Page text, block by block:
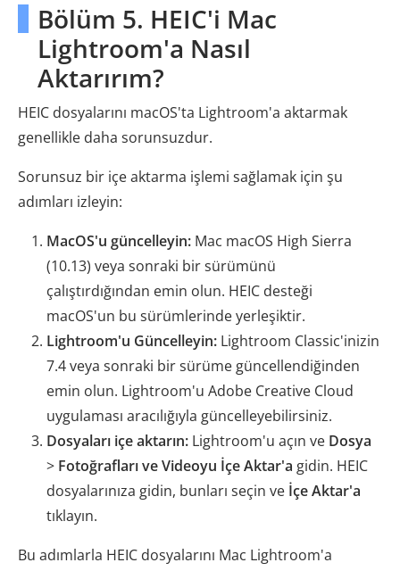
Bölüm 5. HEIC'i Mac
Lightroom'a Nasıl
Aktarırım?
HEIC dosyalarını macOS'ta Lightroom'a aktarmak
genellikle daha sorunsuzdur.
Sorunsuz bir içe aktarma işlemi sağlamak için şu
adımları izleyin:
MacOS'u güncelleyin: Mac macOS High Sierra
(10.13) veya sonraki bir sürümünü
çalıştırdığından emin olun. HEIC desteği
macOS'un bu sürümlerinde yerleşiktir.
Lightroom'u Güncelleyin: Lightroom Classic'inizin
7.4 veya sonraki bir sürüme güncellendiğinden
emin olun. Lightroom'u Adobe Creative Cloud
uygulaması aracılığıyla güncelleyebilirsiniz.
Dosyaları içe aktarın: Lightroom'u açın ve Dosya
> Fotoğrafları ve Videoyu İçe Aktar'a gidin. HEIC
dosyalarınıza gidin, bunları seçin ve İçe Aktar'a
tıklayın.
Bu adımlarla HEIC dosyalarını Mac Lightroom'a